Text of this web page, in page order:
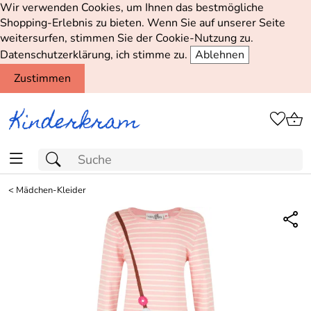
Wir verwenden Cookies, um Ihnen das bestmögliche
Shopping-Erlebnis zu bieten. Wenn Sie auf unserer Seite
weitersurfen, stimmen Sie der Cookie-Nutzung zu.
Datenschutzerklärung, ich stimme zu. Ablehnen
Zustimmen
< Mädchen-Kleider